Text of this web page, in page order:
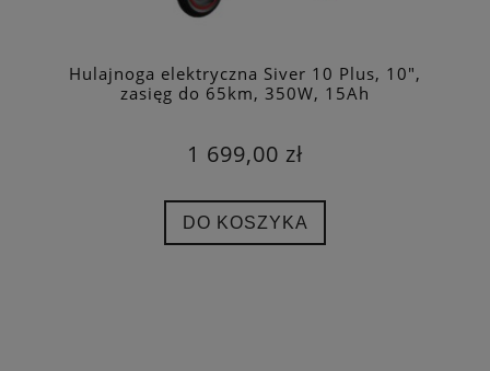
Hulajnoga elektryczna Siver 10 Plus, 10",
zasięg do 65km, 350W, 15Ah
1 699,00 zł
DO KOSZYKA